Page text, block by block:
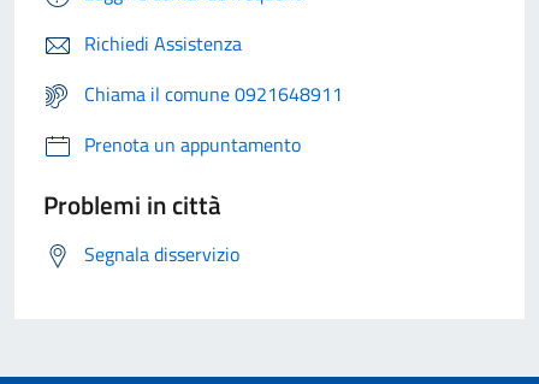
Richiedi Assistenza
Chiama il comune 0921648911
Prenota un appuntamento
Problemi in città
Segnala disservizio